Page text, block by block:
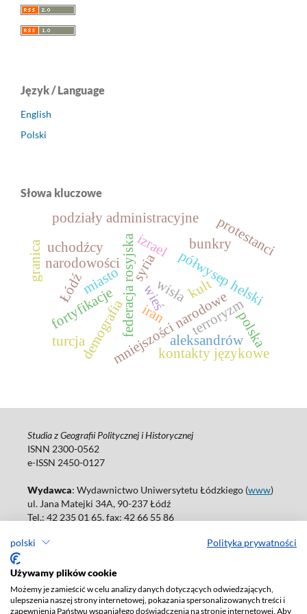
polski Polityka prywatności
Używamy plików cookie
Możemy je zamieścić w celu analizy danych dotyczących odwiedzających,
ulepszenia naszej strony internetowej, pokazania spersonalizowanych treści i
zapewnienia Państwu wspaniałego doświadczenia na stronie internetowej. Aby
Język / Language
English
Polski
Słowa kluczowe
federacja rosyjska
demografia
narodowości
mniejszości narodowe
półwysep helski
bunkry
fortyfikacje wisła
podziały administracyjne
miasto
kontakty językowe
aleksandrów
syria
iran
turcja
izrael
terroryzm
uchodźcy
kult
protestanci
Łódź
granica
wieś
polska
Studia z Geografii Politycznej i Historycznej
ISNN 2300-0562
e-ISSN 2450-0127
Wydawca: Wydawnictwo Uniwersytetu Łódzkiego (www)
ul. Jana Matejki 34A, 90-237 Łódź
Tel.: 42 235 01 65, fax: 42 66 55 86